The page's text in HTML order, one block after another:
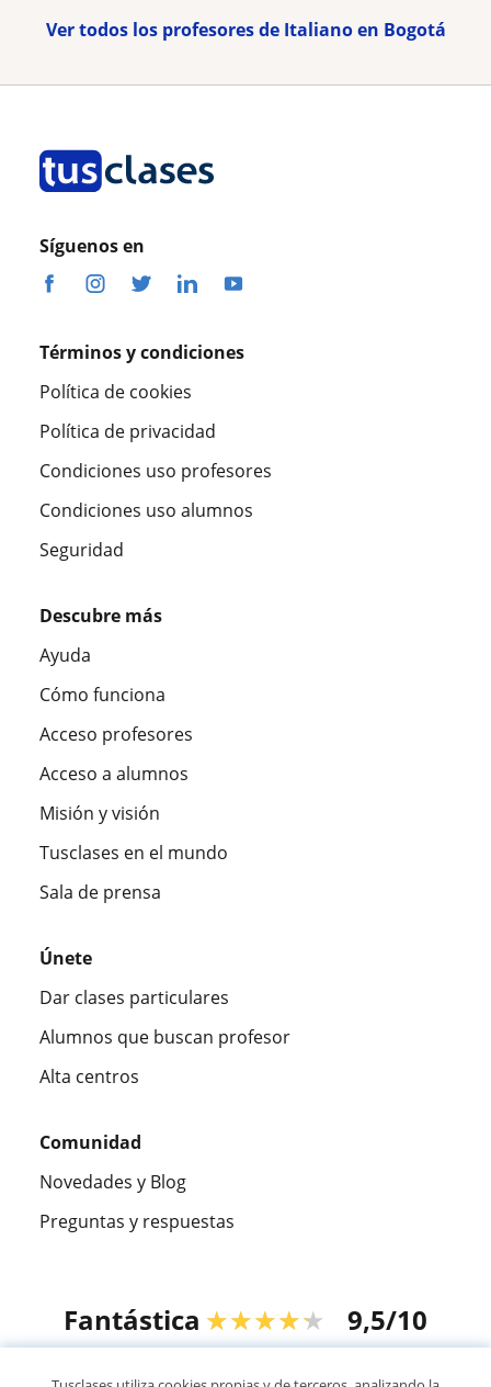
Ver todos los profesores de Italiano en Bogotá
Síguenos en
Términos y condiciones
Política de cookies
Política de privacidad
Condiciones uso profesores
Condiciones uso alumnos
Seguridad
Descubre más
Ayuda
Cómo funciona
Acceso profesores
Acceso a alumnos
Misión y visión
Tusclases en el mundo
Sala de prensa
Únete
Dar clases particulares
Alumnos que buscan profesor
Alta centros
Comunidad
Novedades y Blog
Preguntas y respuestas
Fantástica ★★★★★ 9,5/10